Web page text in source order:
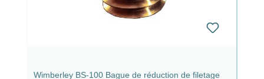
Wimberley BS-100 Bague de réduction de filetage